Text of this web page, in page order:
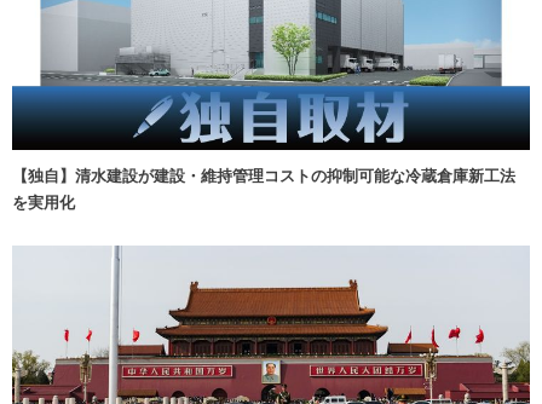
【独自】清水建設が建設・維持管理コストの抑制可能な冷蔵倉庫新工法
を実用化